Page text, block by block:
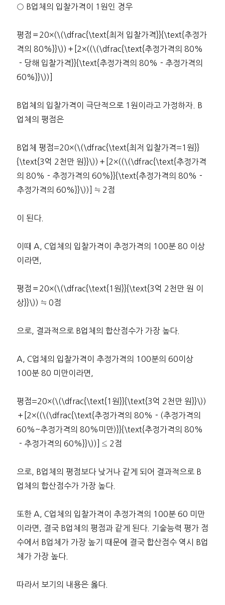
○ B업체의 입찰가격이 1원인 경우
평점＝20×(\(\dfrac{\text{최저 입찰가격}}{\text{추정가
격의 80%}}\))＋[2×((\(\dfrac{\text{추정가격의 80%
－당해 입찰가격}}{\text{추정가격의 80%－추정가격의
60%}}\))]
B업체의 입찰가격이 극단적으로 1원이라고 가정하자. B
업체의 평점은
B업체 평점=20×(\(\dfrac{\text{최저 입찰가격=1원}}
{\text{3억 2천만 원}}\))＋[2×((\(\dfrac{\text{추정가격
의 80%－추정가격의 60%}}{\text{추정가격의 80%－
추정가격의 60%}}\))] ≒ 2점
이 된다.
이때 A, C업체의 입찰가격이 추정가격의 100분 80 이상
이라면,
평점＝20×(\(\dfrac{\text{1원}}{\text{3억 2천만 원 이
상}}\)) ≒ 0점
으로, 결과적으로 B업체의 합산점수가 가장 높다.
A, C업체의 입찰가격이 추정가격의 100분의 60이상
100분 80 미만이라면,
평점=20×(\(\dfrac{\text{1원}}{\text{3억 2천만 원}}\))
＋[2×((\(\dfrac{\text{추정가격의 80%－(추정가격의
60%~추정가격의 80%미만)}}{\text{추정가격의 80%
－추정가격의 60%}}\))] ≤ 2점
으로, B업체의 평점보다 낮거나 같게 되어 결과적으로 B
업체의 합산점수가 가장 높다.
또한 A, C업체의 입찰가격이 추정가격의 100분 60 미만
이라면, 결국 B업체의 평점과 같게 된다. 기술능력 평가 점
수에서 B업체가 가장 높기 때문에 결국 합산점수 역시 B업
체가 가장 높다.
따라서 보기의 내용은 옳다.